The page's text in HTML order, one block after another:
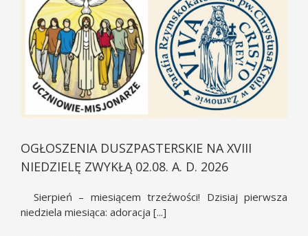
OGŁOSZENIA DUSZPASTERSKIE NA XVIII
NIEDZIELĘ ZWYKŁĄ 02.08. A. D. 2026
Sierpień – miesiącem trzeźwości! Dzisiaj pierwsza
niedziela miesiąca: adoracja [...]